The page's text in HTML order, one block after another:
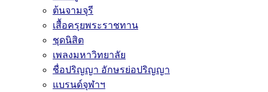
ต้นจามจุรี
เสื้อครุยพระราชทาน
ชุดนิสิต
เพลงมหาวิทยาลัย
ชื่อปริญญา อักษรย่อปริญญา
แบรนด์จุฬาฯ